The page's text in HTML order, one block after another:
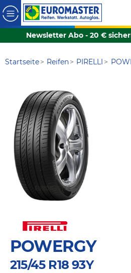
Newsletter Abo - 20 €
Startseite Reifen PIRELLI
POWERGY
215/45 R18 93Y